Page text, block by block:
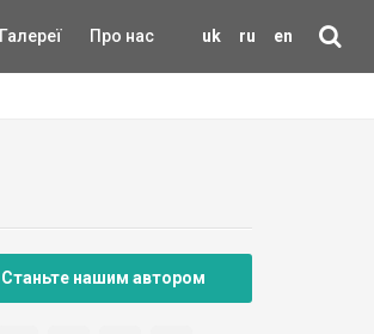
uk ru en
Галереї Про нас
Станьте нашим автором